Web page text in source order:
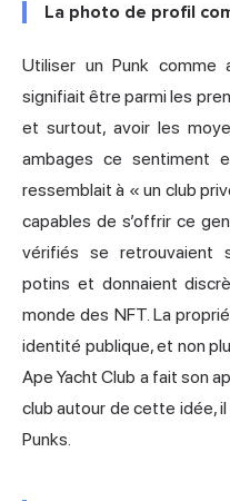
La photo de profil
Utiliser un Punk comme
signifiait être parmi les
et surtout, avoir les
ambages ce sentiment
ressemblait à « un club
capables de s’offrir ce
vérifiés se retrouvaient
potins et donnaient
monde des NFT. La
identité publique, et non
Ape Yacht Club a fait son
club autour de cette idée,
Punks.